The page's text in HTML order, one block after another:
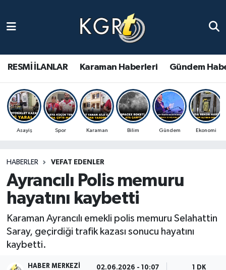
RESMİ İLANLAR Karaman Haberleri Gündem
Asayiş Spor Karaman Bilim Gündem Ekonomi
HABERLER VEFAT EDENLER
Ayrancılı Polis memuru
hayatını kaybetti
Karaman Ayrancılı emekli polis memuru Selahattin
Saray, geçirdiği trafik kazası sonucu hayatını
kaybetti.
HABER MERKEZI 02.06.2026 - 10:07 1 DK
Gündem Haberleri
Güncel Haberler
Spor Haberleri
Ulusal Haberler
Vefat Edenler